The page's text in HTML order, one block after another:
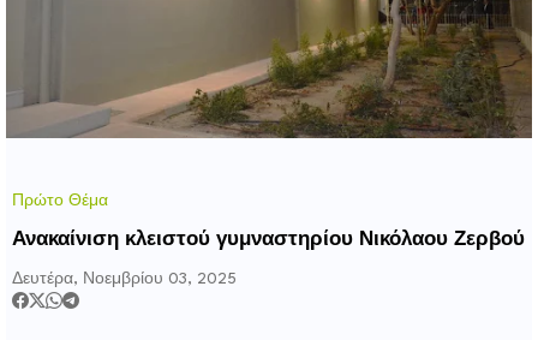
Πρώτο Θέμα
Ανακαίνιση κλειστού γυμναστηρίου Νικόλαου Ζερβού
Δευτέρα, Νοεμβρίου 03, 2025